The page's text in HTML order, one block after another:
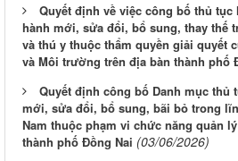
Quyết định về việc công bố thủ
hành mới, sửa đổi, bổ sung, thay thế
và thú y thuộc thẩm quyền giải quyết
và Môi trường trên địa bàn thành phố
Quyết định công bố Danh mục thủ
mới, sửa đổi, bổ sung, bãi bỏ trong
Nam thuộc phạm vi chức năng quản
thành phố Đồng Nai (03/06/2026)